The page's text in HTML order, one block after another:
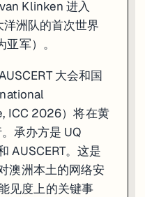
Klinken 进入
洲队的首次世界
军）。
大会和国
ICC 2026）将在黄
承办方是 UQ
AUSCERT。这是
澳洲本土的网络安
见度上的关键事